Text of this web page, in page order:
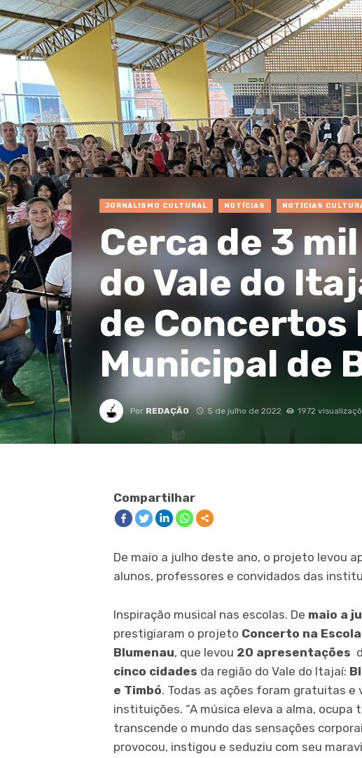
JORNALISMO CULTURAL NOTÍCIAS NOTÍCIAS
Cerca de 3
do Vale do
de Concertos
Municipal de
Por REDAÇÃO 5 de julho de 2022 1972
Compartilhar
De maio a julho deste ano, o projeto levou
alunos, professores e convidados das
Inspiração musical nas escolas. De maio a
prestigiaram o projeto Concerto na
Blumenau, que levou 20 apresentações
cinco cidades da região do Vale do Itajaí:
e Timbó. Todas as ações foram gratuitas
instituições. “A música eleva a alma,
transcende o mundo das sensações
provocou, instigou e seduziu com seu